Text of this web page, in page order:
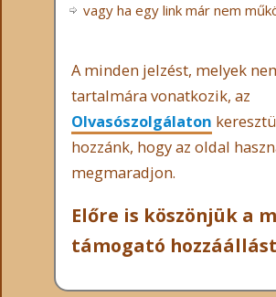
vagy ha egy link már nem
A minden jelzést, melyek
tartalmára vonatkozik, az
Olvasószolgálaton
hozzánk, hogy az oldal
megmaradjon.
Előre is köszönjük a
támogató